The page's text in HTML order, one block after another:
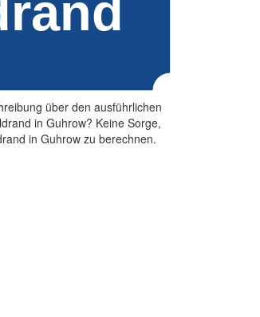
über den ausführlichen
in Guhrow? Keine Sorge,
in Guhrow zu berechnen.